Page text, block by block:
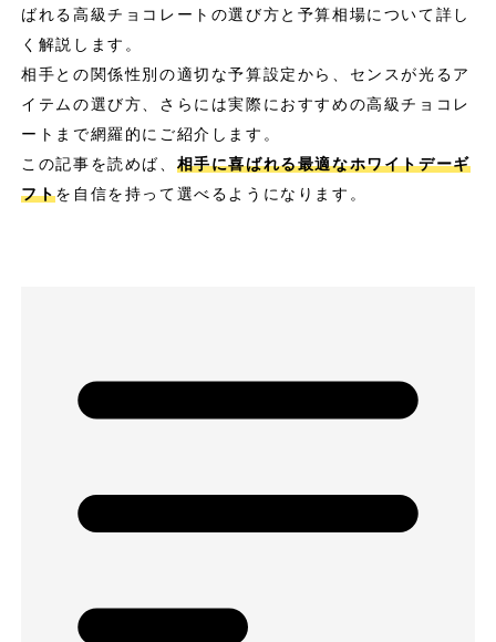
ばれる高級チョコレートの選び方と予算相場について詳し
く解説します。
相手との関係性別の適切な予算設定から、センスが光るア
イテムの選び方、さらには実際におすすめの高級チョコレ
ートまで網羅的にご紹介します。
この記事を読めば、 相手に喜ばれる最適なホワイトデーギ
フトを自信を持って選べるようになります。